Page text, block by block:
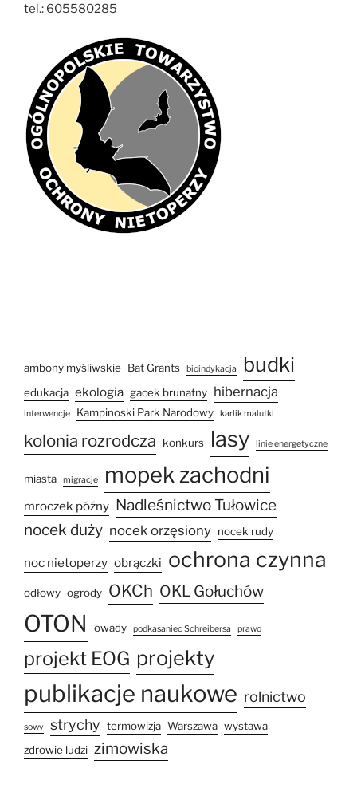
tel.: 605580285
ambony myśliwskie Bat Grants bioindykacja budki
edukacja ekologia gacek brunatny hibernacja
interwencje Kampinoski Park Narodowy karlik malutki
kolonia rozrodcza konkurs lasy linie energetyczne
miasta migracje mopek zachodni
mroczek późny Nadleśnictwo Tułowice
nocek duży nocek orzęsiony nocek rudy
noc nietoperzy obrączki ochrona czynna
odłowy ogrody OKCh OKL Gołuchów
OTON owady podkasaniec Schreibersa prawo
projekt EOG projekty
publikacje naukowe rolnictwo
sowy strychy termowizja Warszawa wystawa
zdrowie ludzi zimowiska